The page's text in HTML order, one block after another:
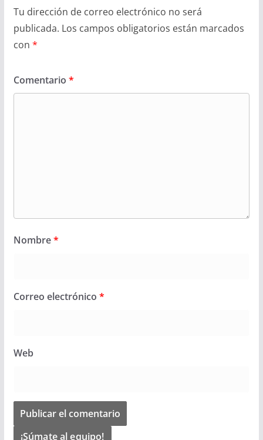
Tu dirección de correo electrónico no será
publicada. Los campos obligatorios están marcados
con *
Comentario *
Nombre*
Correo electrónico *
Web
¡Súmate al equipo!